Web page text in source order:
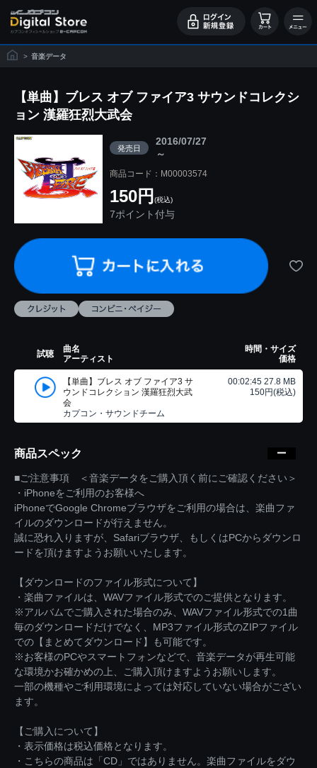
> 音楽データ
【単曲】ブレス オブ ファイア3 サウンドコレクシ
ョン 漢羅狂烈大武会
発売日
2016/07/27
～
商品コード：M00003574
150円 (税込)
7ポイント付与
試聴
曲名
アーティスト
時間・サイズ
価格
【単曲】ブレス オブ ファイア3 サ
ウンドコレクション 漢羅狂烈大武
会
カプコン・サウンドチーム
00:02:45 27.8 MB
150円(税込)
商品スペック
■ご注意事項 ＜音楽データをご購入頂く前にご確認ください＞
・iPhoneをご利用のお客様へ
iPhoneでGoogle Chromeブラウザをご利用の場合は、楽曲ファ
イルのダウンロードが行えません。
誠に恐れ入りますが、Safariブラウザ、もしくはPCからダウンロ
ードを頂けますようお願いいたします。
【ダウンロードのファイル形式について】
・楽曲ファイルは、WAVファイル形式でのご提供となります。
※アルバムでご購入された場合のみ、WAVファイル形式での1曲
毎のダウンロードだけでなく、MP3ファイル形式のZIPファイル
での【まとめてダウンロード】も可能です。
※お客様のPCやスマートフォンなどで、音楽データが再生可能
な環境かお確かめの上、ご購入頂けますようお願いします。
一部の機種やご利用環境によっては対応していない場合がござい
ます。
【ご購入について】
・表示価格は税込価格となります。
・こちらの商品は「CD」ではありません。楽曲ファイルをダウ